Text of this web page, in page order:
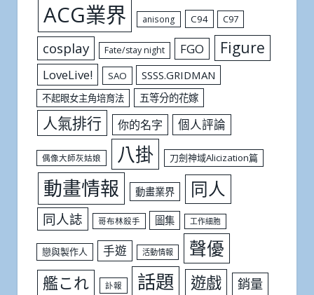
ACG業界 anisong C94 C97
cosplay Fate/stay night FGO Figure
LoveLive! SAO SSSS.GRIDMAN
不起眼女主角培育法 五等分的花嫁
人氣排行 你的名字 個人評論
偶像大師灰姑娘 八掛 刀劍神域Alicization篇
動畫情報 動畫業界 同人
同人誌 哥布林殺手 圖集 工作細胞
戀與製作人 手遊 活動情報 聲優
艦これ 訃報 話題 遊戲 銷量